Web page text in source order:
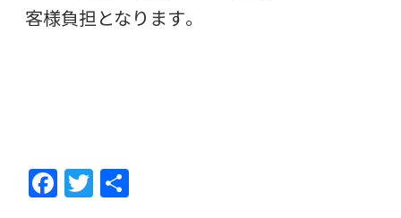
客様負担となります。
F T